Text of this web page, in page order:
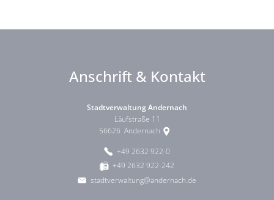
Anschrift & Kontakt
Stadtverwaltung Andernach
Läufstraße 11
56626 Andernach
+49 2632 922-0
+49 2632 922-242
stadtverwaltung@andernach.de